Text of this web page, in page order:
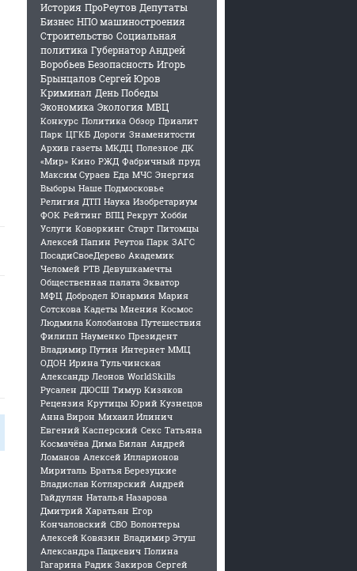
История ПроРеутов Депутаты
Бизнес НПО машиностроения
Строительство Социальная
политика Губернатор Андрей
Воробьев Безопасность Игорь
Брынцалов Сергей Юров
Криминал День Победы
Экономика Экология МВЦ
Конкурс Политика Обзор Приалит
Парк ЦГКБ Дороги Знаменитости
Архив газеты МКДЦ Полезное ДК
«Мир» Кино РЖД Фабричный пруд
Максим Сураев Еда МЧС Энергия
Выборы Наше Подмосковье
Религия ДТП Наука Изобретариум
ФОК Рейтинг ВПЦ Рекрут Хобби
Услуги Коворкинг Старт Питомцы
Алексей Папин Реутов Парк ЗАГС
ПосадиСвоеДерево Академик
Челомей РТВ Девушкамечты
Общественная палата Экватор
МФЦ Добродел Юнармия Мария
Сотскова Кадеты Мнения Космос
Людмила Колобанова Путешествия
Филипп Науменко Президент
Владимир Путин Интернет ММЦ
ОДОН Ирина Тульчинская
Александр Леонов WorldSkills
Русален ДЮСШ Тимур Кизяков
Рецензия Крутицы Юрий Кузнецов
Анна Вирон Михаил Илинич
Евгений Касперский Секс Татьяна
Космачёва Дима Билан Андрей
Ломанов Алексей Илларионов
Мириталь Братья Березуцкие
Владислав Котлярский Андрей
Гайдулян Наталья Назарова
Дмитрий Харатьян Егор
Кончаловский СВО Волонтеры
Алексей Ковязин Владимир Этуш
Александра Пацкевич Полина
Гагарина Радик Закиров Сергей